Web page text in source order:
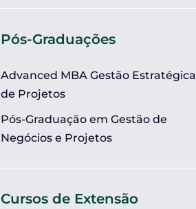
Pós-Graduações
Advanced MBA Gestão Estratégica
de Projetos
Pós-Graduação em Gestão de
Negócios e Projetos
Cursos de Extensão